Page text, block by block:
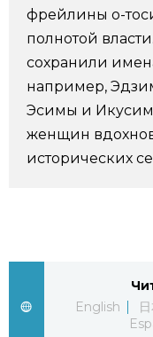
Политика
Экономика
Общество
Японский
Семья
Еда и напитки
фрейлины о-
полнотой
сохранили
например,
Эсимы и
женщин
исторических
English